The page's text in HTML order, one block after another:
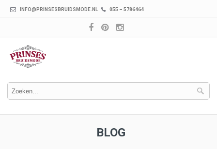
INFO@PRINSESBRUIDSMODE.NL 055 – 5786464
BLOG